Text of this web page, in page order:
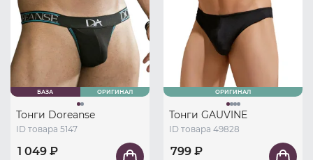
БАЗА ОРИГИНАЛ
Тонги Doreanse
ID товара 5147
1 049 ₽
ОРИГИНАЛ
Тонги GAUVINE
ID товара 49828
799 ₽